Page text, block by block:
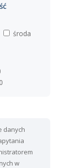
środa
danych
w